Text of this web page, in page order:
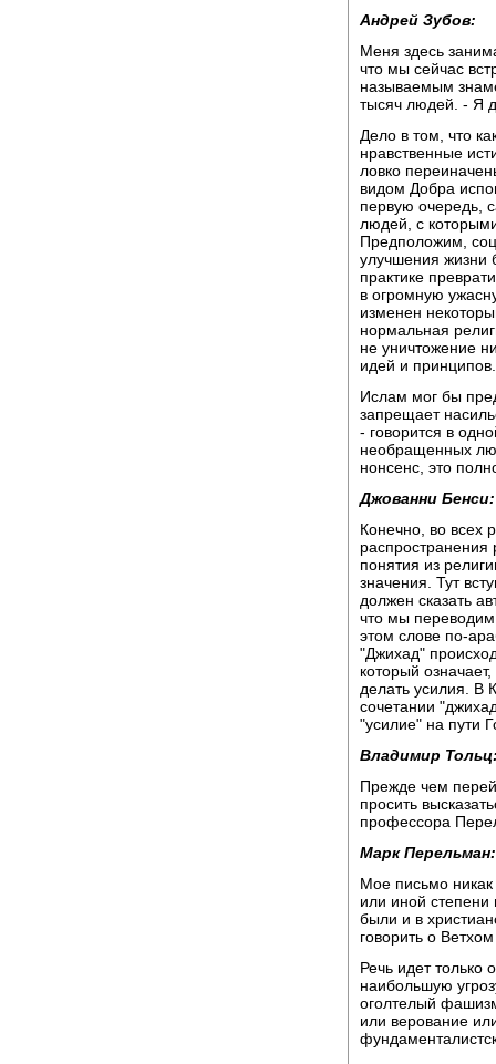
Андрей Зубов:
Меня здесь
что мы сейчас
называемым
тысяч людей. - Я
Дело в том, что
нравственные
ловко
видом Добра
первую очередь,
людей, с
Предположим,
улучшения жизни
практике
в огромную
изменен
нормальная
не уничтожение
идей и принципов.
Ислам мог бы
запрещает
- говорится в
необращенных
нонсенс, это
Джованни Бенси:
Конечно, во всех
понятия из
значения. Тут
должен сказать
что мы
этом слове по-
"Джихад"
который
делать усилия. В
сочетании
"усилие" на пути
Владимир
Прежде чем
просить
профессора
Марк Перельман:
Мое письмо никак
или иной
были и в
говорить о
Речь идет только
наибольшую
оголтелый
или верование